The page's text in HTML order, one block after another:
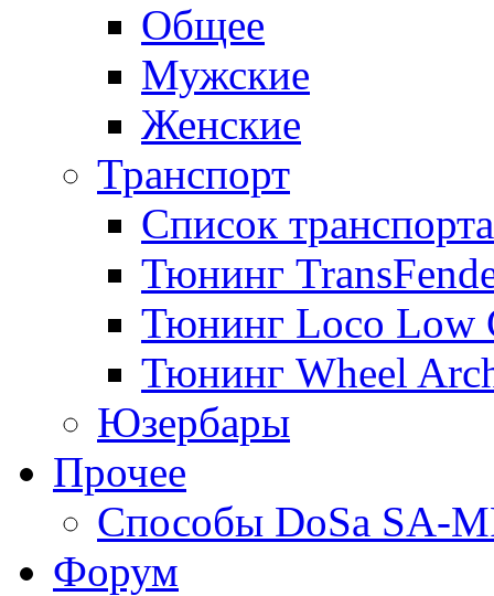
Общее
Мужские
Женские
Транспорт
Список транспорта
Тюнинг
Тюнинг Loco Low
Тюнинг Wheel
Юзербары
Прочее
Cпособы DoSа SA-
Форум